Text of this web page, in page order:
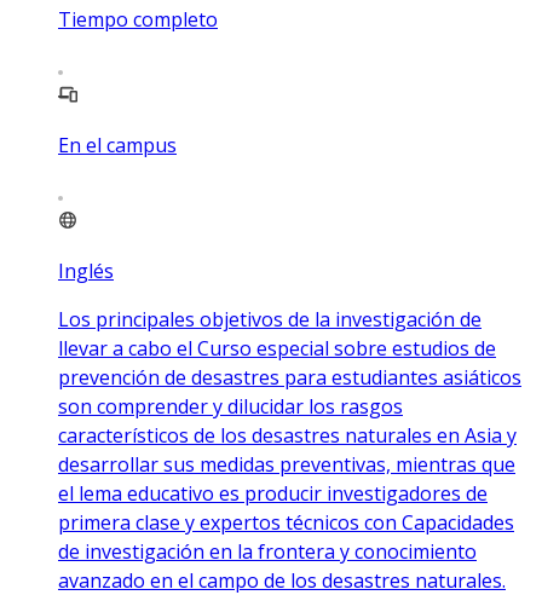
Tiempo completo
En el campus
Inglés
Los principales objetivos de la investigación de
llevar a cabo el Curso especial sobre estudios de
prevención de desastres para estudiantes asiáticos
son comprender y dilucidar los rasgos
característicos de los desastres naturales en Asia y
desarrollar sus medidas preventivas, mientras que
el lema educativo es producir investigadores de
primera clase y expertos técnicos con Capacidades
de investigación en la frontera y conocimiento
avanzado en el campo de los desastres naturales.